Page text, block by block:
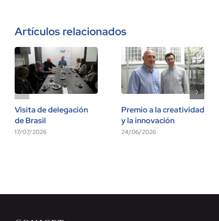
Artículos relacionados
Visita de delegación
de Brasil
17/07/2026
Premio a la creatividad
y la innovación
24/06/2026